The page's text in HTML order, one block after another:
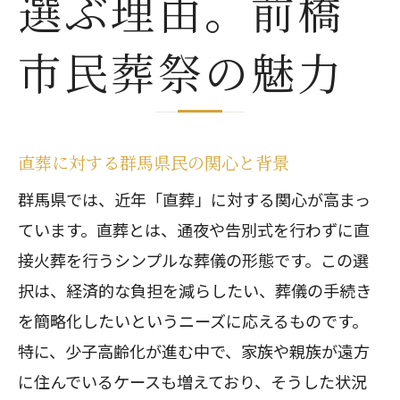
直葬のメリット群馬県での選択がスムーズ
な理由
直葬が選ばれる理由とその利点
直葬がもたらす遺族への負担軽減
前橋市での直葬の流れとプロセス
直葬に適した遺族の条件
直葬を選ぶ際に注意すべき点
前橋市民葬祭で叶える低価格高品質の直葬
前橋市民葬祭の価格設定とその理由
高品質なサービスを維持するための取
市民葬祭の魅力
直葬に対する群馬県民の関心と背景
群馬県では、近年「直葬」に対する関心が高まっ
ています。直葬とは、通夜や告別式を行わずに直
接火葬を行うシンプルな葬儀の形態です。この選
択は、経済的な負担を減らしたい、葬儀の手続き
を簡略化したいというニーズに応えるものです。
特に、少子高齢化が進む中で、家族や親族が遠方
に住んでいるケースも増えており、そうした状況